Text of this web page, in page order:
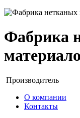
Фабрика
Производитель
О компании
Контакты